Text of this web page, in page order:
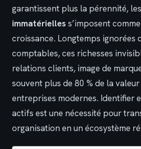
garantissent plus la pérennité, les
immatérielles s’imposent
croissance. Longtemps ignorées
comptables, ces richesses
relations clients, image de
souvent plus de 80 % de la
entreprises modernes. Identifier
actifs est une nécessité pour
organisation en un écosystème